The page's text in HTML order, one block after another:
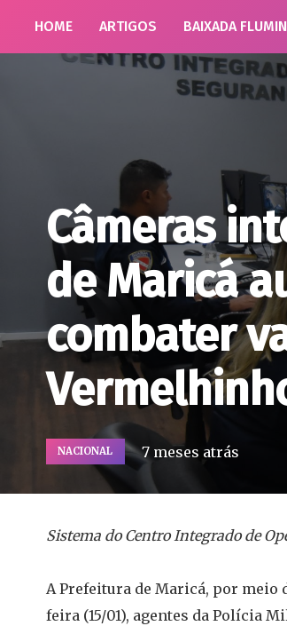
HOME ARTIGOS BAIXADA
Câmeras
de Maricá
combater
NACIONAL 7 meses atrás
Sistema do Centro Integrado de
A Prefeitura de Maricá, por meio
feira (15/01), agentes da Polícia